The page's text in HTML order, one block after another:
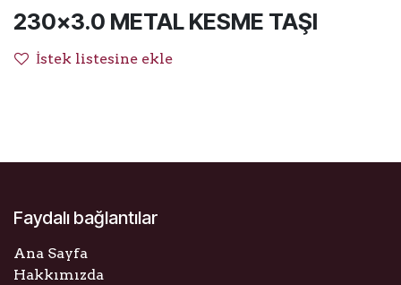
230x3.0 METAL KESME TAŞI
İstek listesine ekle
Faydalı bağlantılar
Ana Sayfa
Hakkımızda